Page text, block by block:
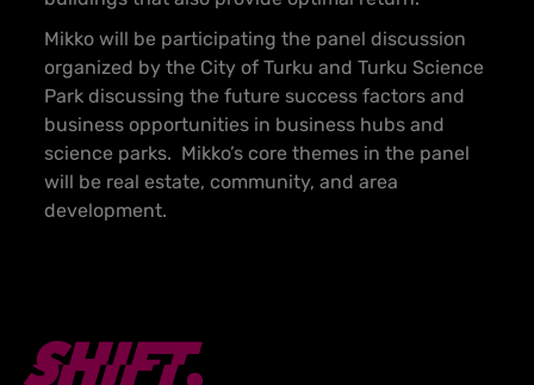
Mikko will be participating the panel discussion
organized by the City of Turku and Turku Science
Park discussing the future success factors and
business opportunities in business hubs and
science parks. Mikko’s core themes in the panel
will be real estate, community, and area
development.